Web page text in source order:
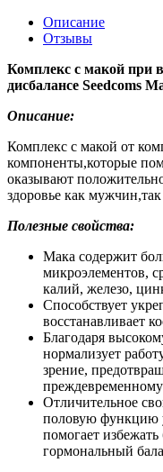
Описание
Отзывы
Комплекс с макой при
дисбалансе Seedcoms
Описание:
Комплекс с макой от
компоненты,которые
оказывают
здоровье как
Полезные свойства:
Мака содержит
микроэлементов,
калий, железо,
Способствует
восстанавливает
Благодаря
нормализует
зрение,
Отличительное
половую функцию
помогает
гормональный